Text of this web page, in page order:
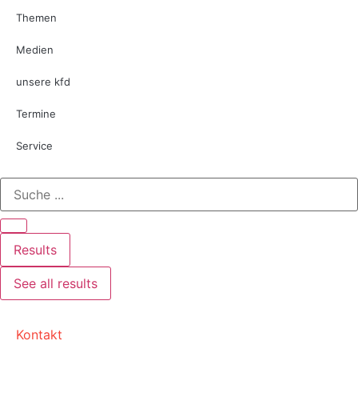
Themen
Medien
unsere kfd
Termine
Service
Results
See all results
Kontakt